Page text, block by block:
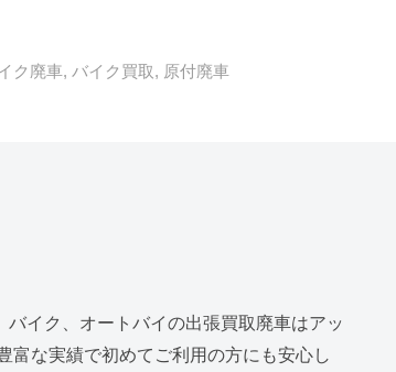
ク廃車, バイク買取, 原付廃車
イク、オートバイの出張買取廃車はアッ
富な実績で初めてご利用の方にも安心し